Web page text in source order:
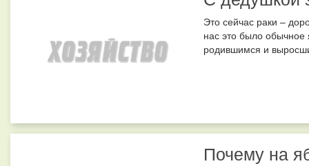
Это сейчас раки –
нас это было
родившимся и
Почему на